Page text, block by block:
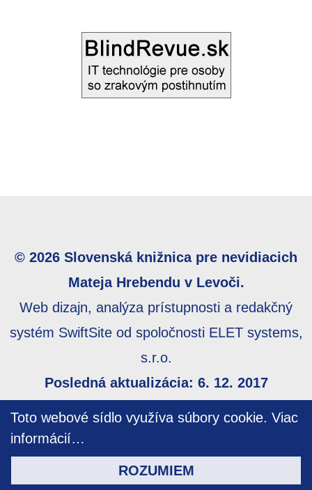
Toto webové sídlo využíva súbory cookie. Viac
informácií…
ROZUMIEM
© 2026 Slovenská knižnica pre nevidiacich
Mateja Hrebendu v Levoči.
Web dizajn, analýza prístupnosti a redakčný
systém SwiftSite od spoločnosti ELET systems,
s.r.o.
Posledná aktualizácia: 6. 12. 2017
prístupnosti